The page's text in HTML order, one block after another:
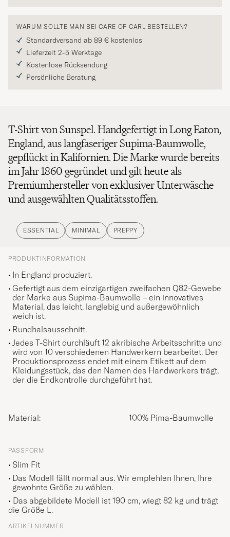
WARUM SOLLTE MAN BEI CARE OF CARL BESTELLEN?
Standardversand ab 89 € kostenlos
Lieferzeit 2-5 Werktage
Kostenlose Rücksendung
Persönliche Beratung
T-Shirt von Sunspel. Handgefertigt in Long Eaton,
England, aus langfaseriger Supima-Baumwolle,
gepflückt in Kalifornien. Die Marke wurde bereits
im Jahr 1860 gegründet und gilt heute als
Premiumhersteller von exklusiver Unterwäsche
und ausgewählten Qualitätsstoffen.
ESSENTIAL MINIMAL PREPPY
PRODUKTINFORMATION
In England produziert.
Gefertigt aus dem einzigartigen zweifachen Q82-Gewebe
der Marke aus Supima-Baumwolle – ein innovatives
Material, das leicht, langlebig und außergewöhnlich
weich ist.
Rundhalsausschnitt.
Jedes T-Shirt durchläuft 12 akribische Arbeitsschritte und
wird von 10 verschiedenen Handwerkern bearbeitet. Der
Produktionsprozess endet mit einem Etikett auf dem
Kleidungsstück, das den Namen des Handwerkers trägt,
der die Endkontrolle durchgeführt hat.
Material: 100% Pima-Baumwolle
PASSFORM
Slim Fit
Das Modell fällt normal aus. Wir empfehlen Ihnen, Ihre
gewohnte Größe zu wählen.
• Das abgebildete Modell ist 190 cm, wiegt 82 kg und trägt
die Größe L.
ARTIKELNUMMER